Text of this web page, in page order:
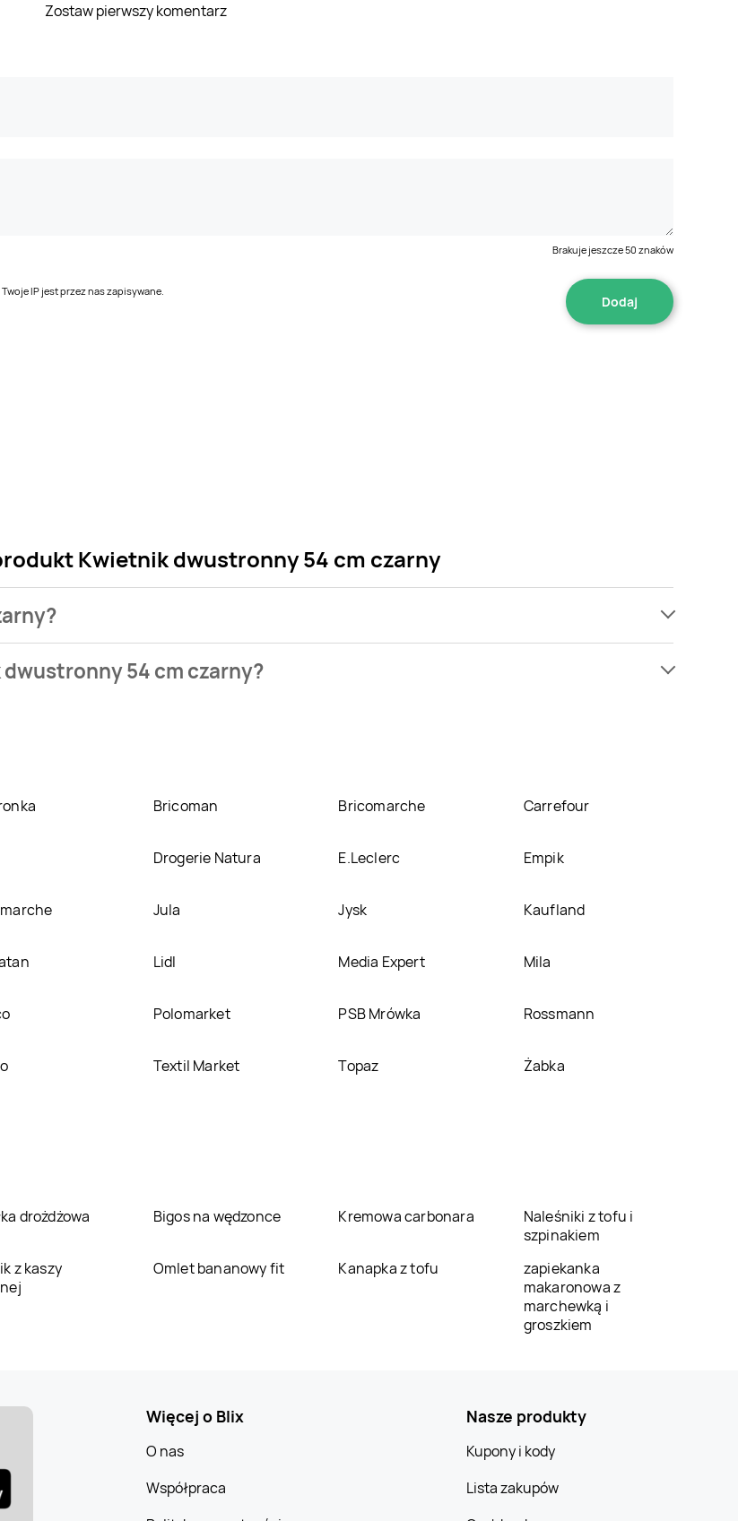
Zostaw pierwszy komentarz
Brakuje jeszcze50 znaków
IP jest przez nas zapisywane.
Kwietnik dwustronny 54 cm czarny
54 cm czarny?
Bricoman Bricomarche Carrefour
Drogerie Natura E.Leclerc Empik
Jula Jysk Kaufland
Lidl Media Expert Mila
Polomarket PSB Mrówka Rossmann
Textil Market Topaz Żabka
drożdżowa Bigos na wędzonce Kremowa carbonara
Naleśniki z tofu i
szpinakiem
z kaszy
Omlet bananowy fit Kanapka z tofu
zapiekanka
makaronowa z
marchewką i
groszkiem
Więcej o Blix
O nas
Współpraca
Nasze produkty
Kupony i kody
Lista zakupów